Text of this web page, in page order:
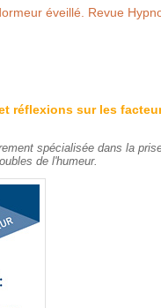
& Thérapies Brèves 78.
réflexions sur les
spécialisée dans la
de l'humeur.